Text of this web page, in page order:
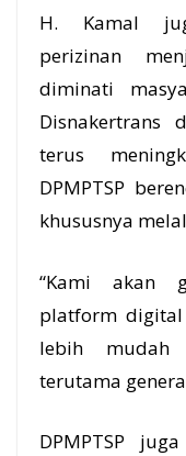
H. Kamal
perizinan
diminati
Disnakertrans
terus
DPMPTSP
khususnya
“Kami akan
platform
lebih mudah
terutama
DPMPTSP